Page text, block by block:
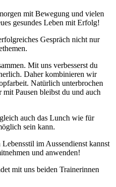
mit Bewegung und vielen
gesundes Leben mit Erfolg!
Gespräch nicht nur
Mit uns verbesserst du
Daher kombinieren wir
Natürlich unterbrochen
mit Pausen bleibst du und auch
auch das Lunch wie für
sein kann.
im Aussendienst kannst
und anwenden!
mit uns beiden Trainerinnen